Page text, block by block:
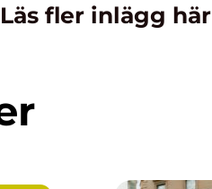
Läs fler inlägg här